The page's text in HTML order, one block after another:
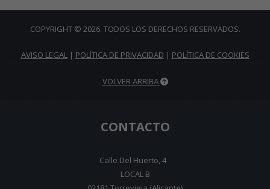
COPYRIGHT © 2026. TODOS LOS DERECHOS RESERVADOS.
AVISO LEGAL| POLÍTICA DE PRIVACIDAD | POLÍTICA DE COOKIES
VOLVER ARRIBA
CONTACTO
Calle Del Huerto, 4
LOCAL B